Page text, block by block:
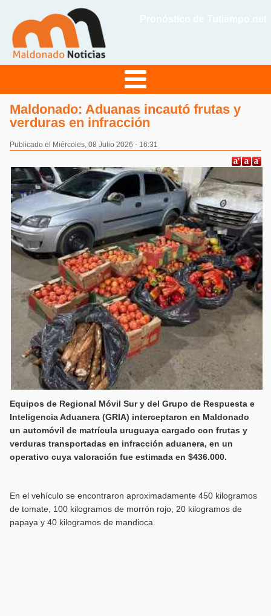
Maldonado: Aduanas incautó frutas y
verduras en infracción
Publicado el Miércoles, 08 Julio 2026 - 16:31
Equipos de Regional Móvil Sur y del Grupo de Respuesta e
Inteligencia Aduanera (GRIA) interceptaron en Maldonado
un automóvil de matrícula uruguaya cargado con frutas y
verduras transportadas en infracción aduanera, en un
operativo cuya valoración fue estimada en $436.000.
En el vehículo se encontraron aproximadamente 450 kilogramos
de tomate, 100 kilogramos de morrón rojo, 20 kilogramos de
papaya y 40 kilogramos de mandioca.